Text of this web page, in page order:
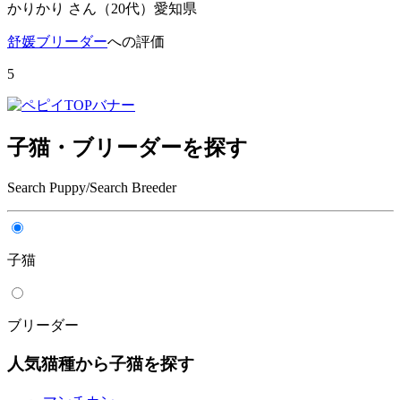
かりかり さん（20代） 愛知県
舒媛ブリーダーへの評価
5
子猫・ブリーダーを探す
Search Puppy/Search Breeder
子猫
ブリーダー
人気猫種から子猫を探す